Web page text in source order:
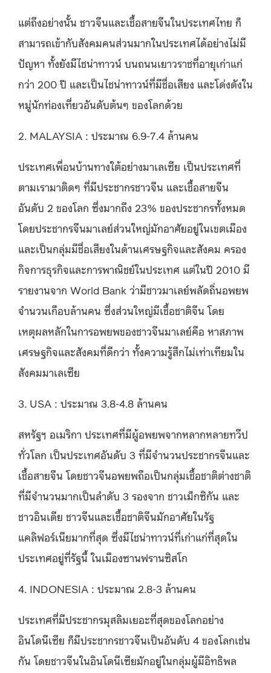
แต่ถึงอย่างนั้น ชาวจีนและเชื้อสายจีนในประเทศไทย ก็
สามารถเข้ากับสังคมคนส่วนมากในประเทศได้อย่างไม่มี
ปัญหา ทั้งยังมีไชน่าทาวน์ บนถนนเยาวราชที่อายุเก่าแก่
กว่า 200 ปี และเป็นไชน่าทาวน์ที่มีชื่อเสียง และโด่งดังใน
หมู่นักท่องเที่ยวอันดับต้นๆ ของโลกด้วย
2. MALAYSIA : ประมาณ 6.9-7.4 ล้านคน
ประเทศเพื่อนบ้านทางใต้อย่างมาเลเซีย เป็นประเทศที่
ตามเรามาติดๆ ที่มีประชากรชาวจีน และเชื้อสายจีน
อันดับ 2 ของโลก ซึ่งมากถึง 23% ของประชากรทั้งหมด
โดยประชากรจีนมาเลย์ส่วนใหญ่มักอาศัยอยู่ในเขตเมือง
และเป็นกลุ่มมีชื่อเสียงในด้านเศรษฐกิจและสังคม ครอง
กิจการธุรกิจและการพาณิชย์ในประเทศ แต่ในปี 2010 มี
รายงานจาก World Bank ว่ามีชาวมาเลย์พลัดถิ่นอพยพ
จำนวนเกือบล้านคน ซึ่งส่วนใหญ่มีเชื้อชาติจีน โดย
เหตุผลหลักในการอพยพของชาวจีนมาเลย์คือ หาสภาพ
เศรษฐกิจและสังคมที่ดีกว่า ทั้งความรู้สึกไม่เท่าเทียมใน
สังคมมาเลเซีย
3. USA : ประมาณ 3.8-4.8 ล้านคน
สหรัฐฯ อเมริกา ประเทศที่มีผู้อพยพจากหลากหลายทวีป
ทั่วโลก เป็นประเทศอันดับ 3 ที่มีจำนวนประชากรจีนและ
เชื้อสายจีน โดยชาวจีนอพยพถือเป็นกลุ่มเชื้อชาติต่างชาติ
ที่มีจำนวนมากเป็นลำดับ 3 รองจาก ชาวเม็กซิกัน และ
ชาวอินเดีย ชาวจีนและเชื้อชาติจีนมักอาศัยในรัฐ
แคลิฟอร์เนียมากที่สุด ซึ่งมีไชน่าทาวน์ที่เก่าแก่ที่สุดใน
ประเทศอยู่ที่รัฐนี้ ในเมืองซานฟรานซิสโก
4. INDONESIA : ประมาณ 2.8-3 ล้านคน
ประเทศที่มีประชากรมุสลิมเยอะที่สุดของโลกอย่าง
อินโดนีเซีย ก็มีประชากรชาวจีนเป็นอันดับ 4 ของโลกเช่น
กัน โดยชาวจีนในอินโดนีเซียมักอยู่ในกลุ่มผู้มีอิทธิพล